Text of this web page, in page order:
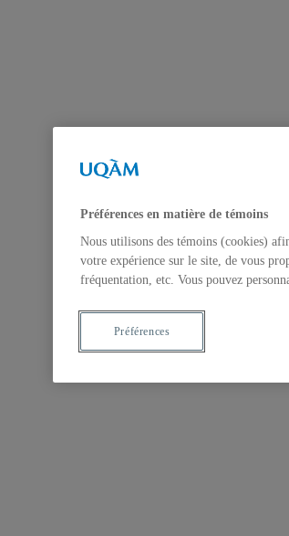
Préférences en matière de témoins
Nous utilisons des témoins (cookies)
votre expérience sur le site, de vous
fréquentation, etc. Vous pouvez
Préférences